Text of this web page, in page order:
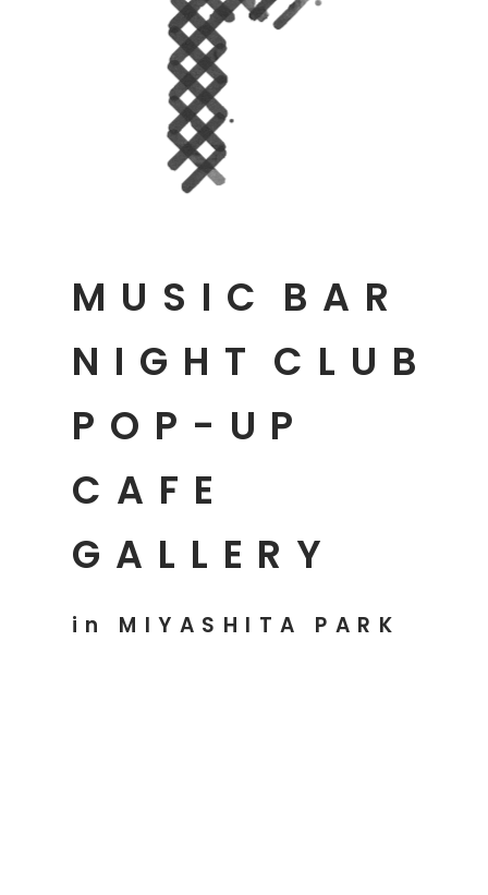
NIGHT CLUB
MUSIC BAR
POP-UP
CAFE
GALLERY
in MIYASHITA PARK